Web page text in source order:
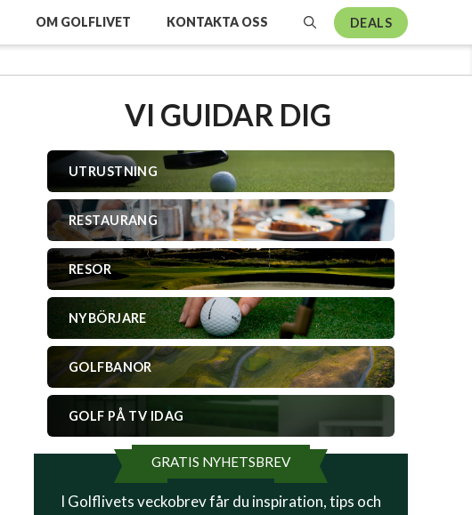
OM GOLFLIVET KONTAKTA OSS DEALS
VI GUIDAR DIG
UTRUSTNING
RESTAURANG
RESOR
NYBÖRJARE
GOLFBANOR
GOLF PÅ TV IDAG
GRATIS NYHETSBREV
I Golflivets veckobrev får du inspiration, tips och